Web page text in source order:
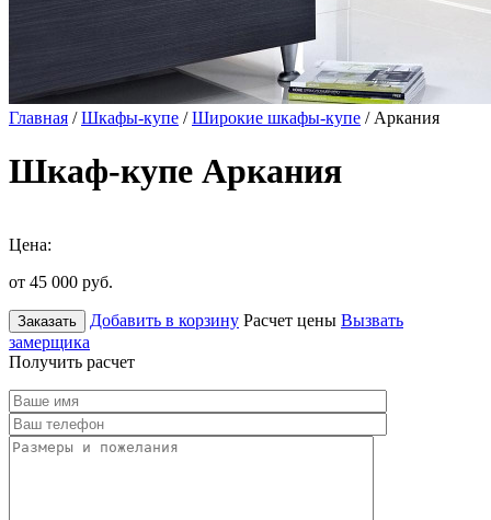
Главная /Шкафы-купе /Широкие шкафы-купе / Аркания
Шкаф-купе Аркания
Цена:
от 45 000 руб.
Заказать Добавить в корзину Расчет цены Вызвать
замерщика
Получить расчет